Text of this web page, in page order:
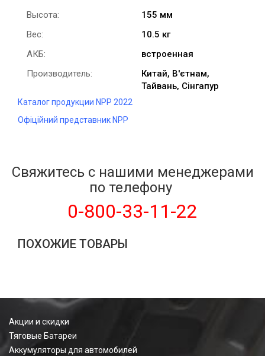
Высота:
155 мм
Вес:
10.5 кг
АКБ:
встроенная
Производитель:
Китай, В'єтнам,
Тайвань, Сінгапур
Каталог продукции NPP 2022
Офіційний представник NPP
Свяжитесь с нашими менеджерами
по телефону
0-800-33-11-22
ПОХОЖИЕ ТОВАРЫ
Акции и скидки
Тяговые Батареи
Аккумуляторы для автомобилей